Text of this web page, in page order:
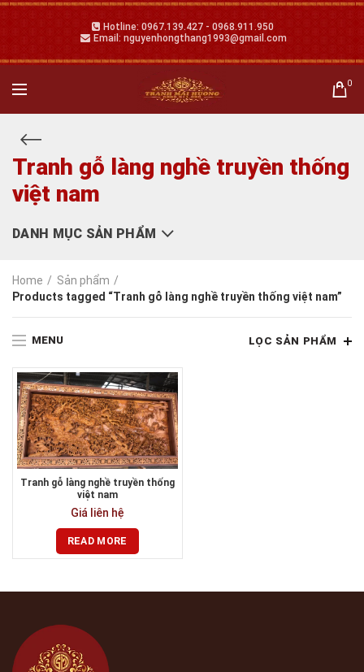
Hotline: 0967.139.427 - 0968.911.950
Email: nguyenhongthang1993@gmail.com
0
Tranh gỗ làng nghề truyền thống
việt nam
DANH MỤC SẢN PHẨM
Home
Sản phẩm
Products tagged “Tranh gỗ làng nghề truyền thống việt nam”
MENU LỌC SẢN PHẨM
Tranh gỗ làng nghề truyền thống
việt nam
Giá liên hệ
READ MORE